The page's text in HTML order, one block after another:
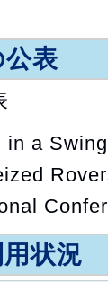
公表
in a
状況